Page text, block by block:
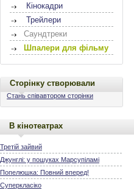
Кінокадри
Трейлери
Саундтреки
Шпалери для фільму
Сторінку створювали
Стань співавтором сторінки
В кінотеатрах
Третій зайвий
Джунглі: у пошуках Марсупіламі
Попелюшка: Повний вперед!
Суперкласіко